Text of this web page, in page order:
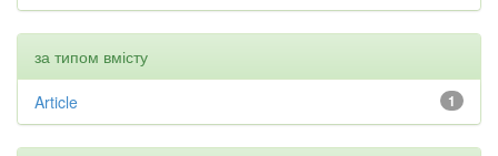
за типом вмісту
1
Article